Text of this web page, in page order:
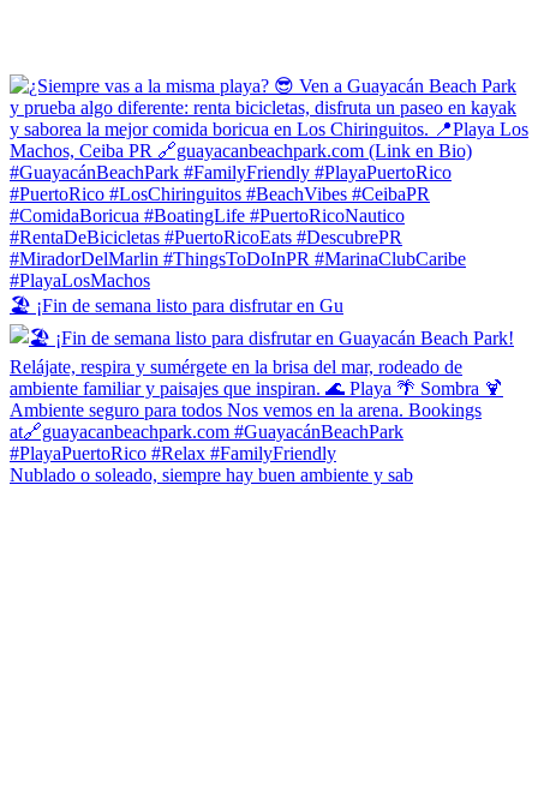
🏖️ ¡Fin de semana listo para disfrutar en Gu
Nublado o soleado, siempre hay buen ambiente y sab